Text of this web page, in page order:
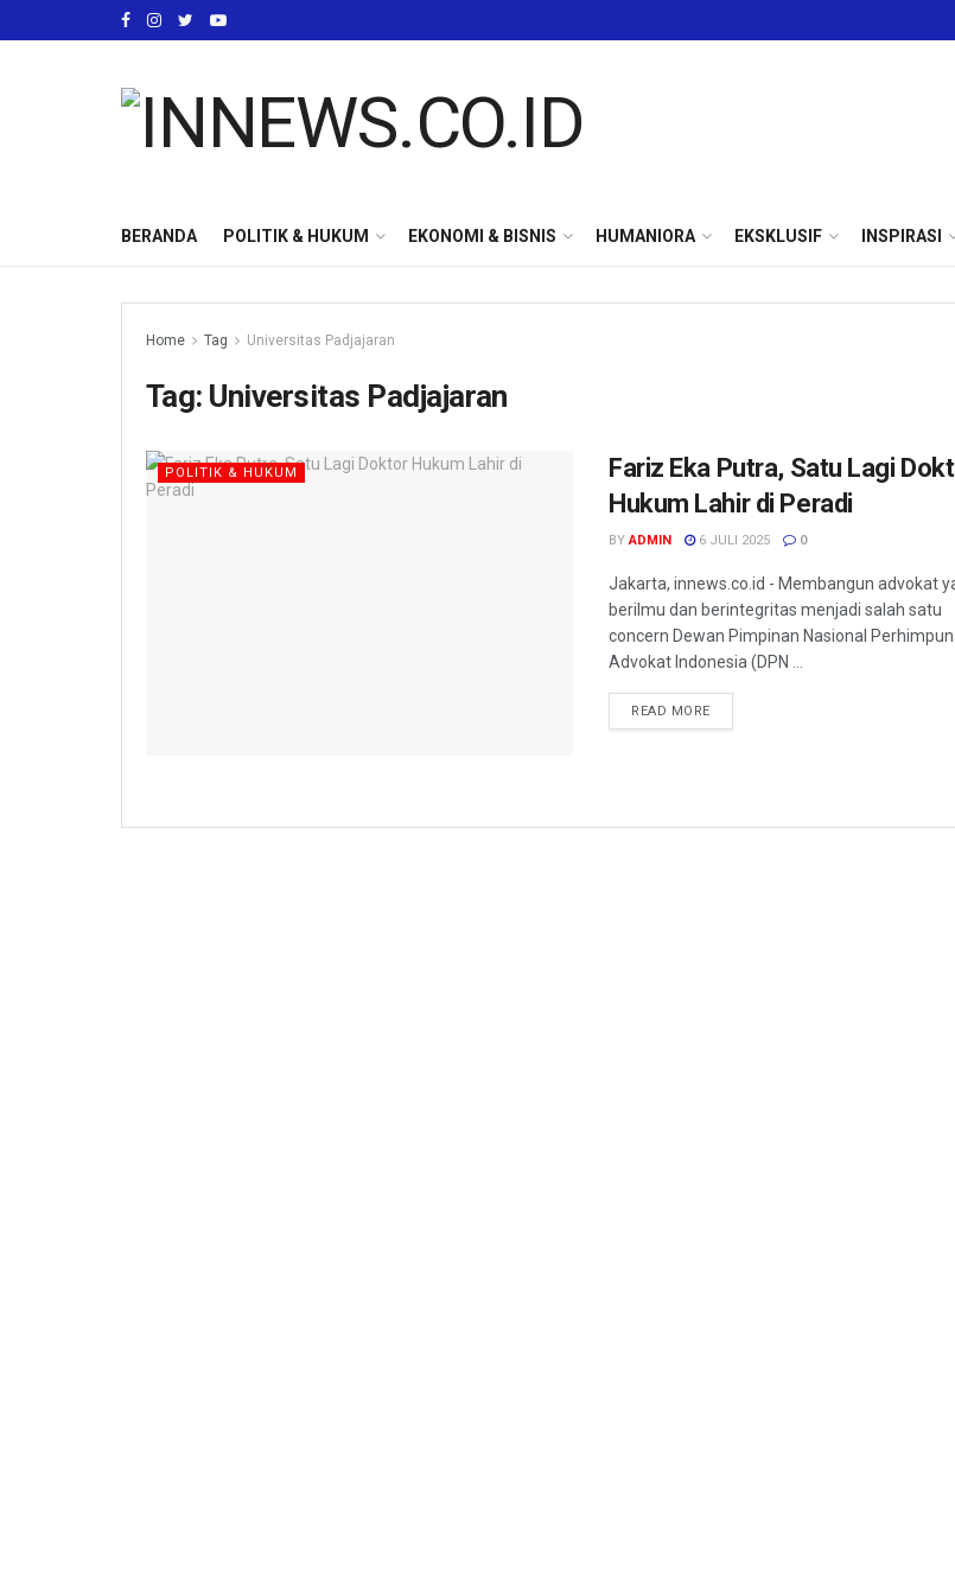
BERANDA POLITIK & HUKUM EKONOMI & BISNIS HUMANIORA EKSKLUSIF INSPIRASI
Home Tag Universitas Padjajaran
Tag: Universitas Padjajaran
POLITIK & HUKUM
Fariz Eka Putra, Satu Lagi
Hukum Lahir di Peradi
BY ADMIN 6 JULI 2025 0
Jakarta, innews.co.id - Membangun advokat
berilmu dan berintegritas menjadi salah satu
concern Dewan Pimpinan Nasional
Advokat Indonesia (DPN ...
READ MORE